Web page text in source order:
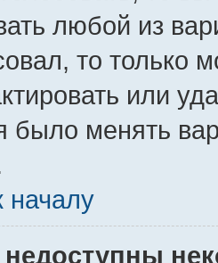
любой из
то только
или
было менять
началу